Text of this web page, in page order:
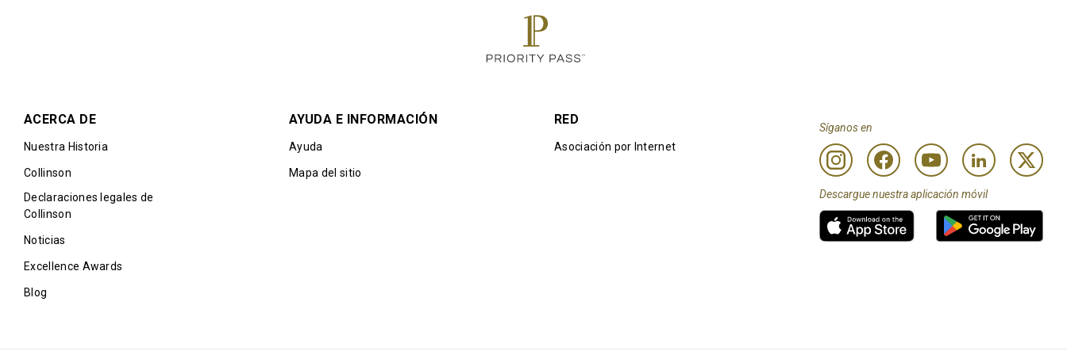
ACERCA DE
Nuestra Historia
Collinson
Declaraciones legales de
Collinson
Noticias
Excellence Awards
Blog
AYUDA E INFORMACIÓN
Ayuda
Mapa del sitio
RED
Asociación por Internet
Síganos en
Descargue nuestra aplicación móvil